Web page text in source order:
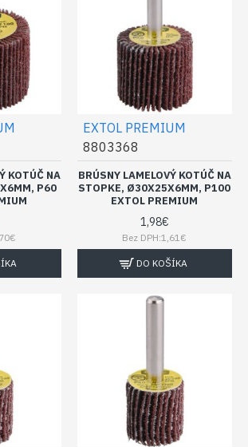
KOTÚČ NA
P60
EXTOL PREMIUM
8803368
BRÚSNY LAMELOVÝ KOTÚČ NA
STOPKE, Ø30X25X6MM, P100
EXTOL PREMIUM
1,98€
Bez DPH:1,61€
DO KOŠÍKA